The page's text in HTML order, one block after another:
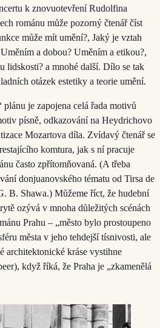
k znovuotevření Rudolfina
románu může pozorný čtenář číst
může mít umění?, Jaký je vztah
a dobou? Uměním a etikou?,
lidskosti? a mnohé další. Dílo se tak
otázek estetiky a teorie umění.
je zapojena celá řada motivů
písně, odkazování na Heydrichovo
Mozartova díla. Zvídavý čtenář se
komtura, jak s ní pracuje
často zpřítomňovaná. (A třeba
donjuanovského tématu od Tirsa de
B. Shawa.) Můžeme říct, že hudební
ozývá v mnoha důležitých scénách
Prahu – „město bylo prostoupeno
města v jeho tehdejší tísnivosti, ale
architektonické kráse vystihne
když říká, že Praha je „zkamenělá